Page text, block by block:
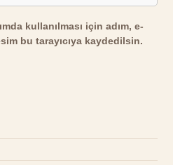
kullanılması için adım, e-
bu tarayıcıya kaydedilsin.